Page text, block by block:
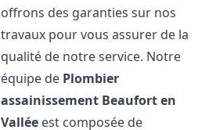
offrons des garanties sur nos
travaux pour vous assurer de la
qualité de notre service. Notre
équipe de Plombier
assainissement Beaufort en
Vallée est composée de